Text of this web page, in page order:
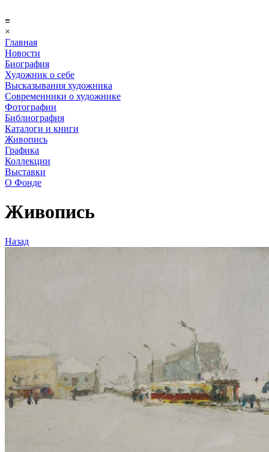
≡
×
Главная
Новости
Биография
Художник о себе
Выcказывания художника
Современники о художнике
Фотографии
Библиография
Каталоги и книги
Живопись
Графика
Коллекции
Выставки
О Фонде
Живопись
Назад